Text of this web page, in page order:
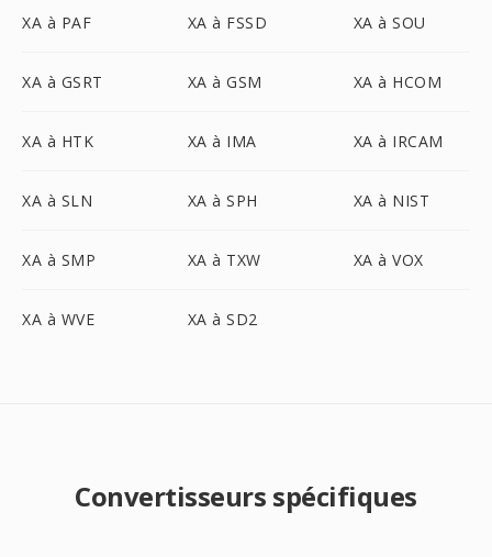
XA à PAF XA à FSSD XA à SOU
XA à GSRT XA à GSM XA à HCOM
XA à HTK XA à IMA XA à IRCAM
XA à SLN XA à SPH XA à NIST
XA à SMP XA à TXW XA à VOX
XA à WVE XA à SD2
Convertisseurs spécifiques